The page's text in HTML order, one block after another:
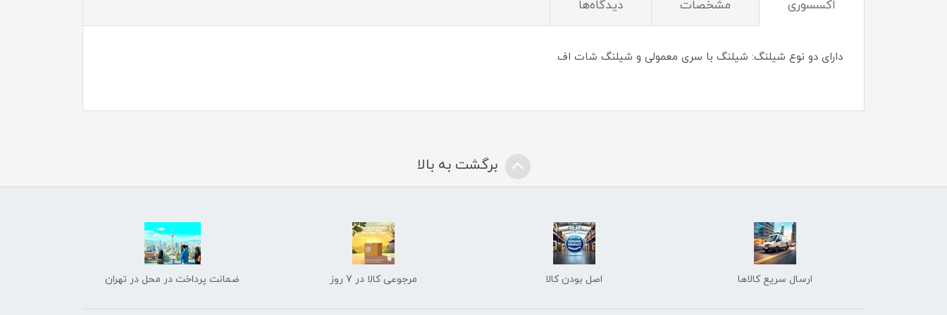
اکسسوری مشخصات دیدگاه‌ها
دارای دو نوع شیلنگ: شیلنگ با سری معمولی و شیلنگ شات اف
برگشت به بالا
ارسال سریع کالاها اصل بودن کالا مرجوعی کالا در 7 روز ضمانت پرداخت در محل در تهران